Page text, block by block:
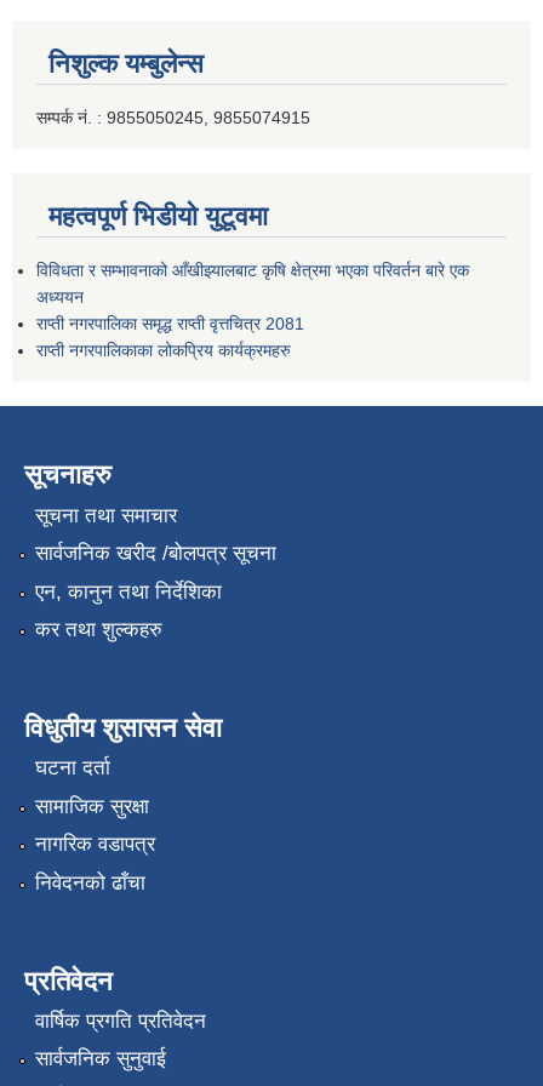
निशुल्क यम्बुलेन्स
सम्पर्क नं. : 9855050245, 9855074915
महत्वपूर्ण भिडीयो युटूवमा
विविधता र सम्भावनाको आँखीझ्यालबाट कृषि क्षेत्रमा भएका परिवर्तन बारे एक
अध्ययन
राप्ती नगरपालिका समृद्ध राप्ती वृत्तचित्र 2081
राप्ती नगरपालिकाका लोकप्रिय कार्यक्रमहरु
सूचनाहरु
सूचना तथा समाचार
सार्वजनिक खरीद /बोलपत्र सूचना
एन, कानुन तथा निर्देशिका
कर तथा शुल्कहरु
विधुतीय शुसासन सेवा
घटना दर्ता
सामाजिक सुरक्षा
नागरिक वडापत्र
निवेदनको ढाँचा
प्रतिवेदन
वार्षिक प्रगति प्रतिवेदन
सार्वजनिक सुनुवाई